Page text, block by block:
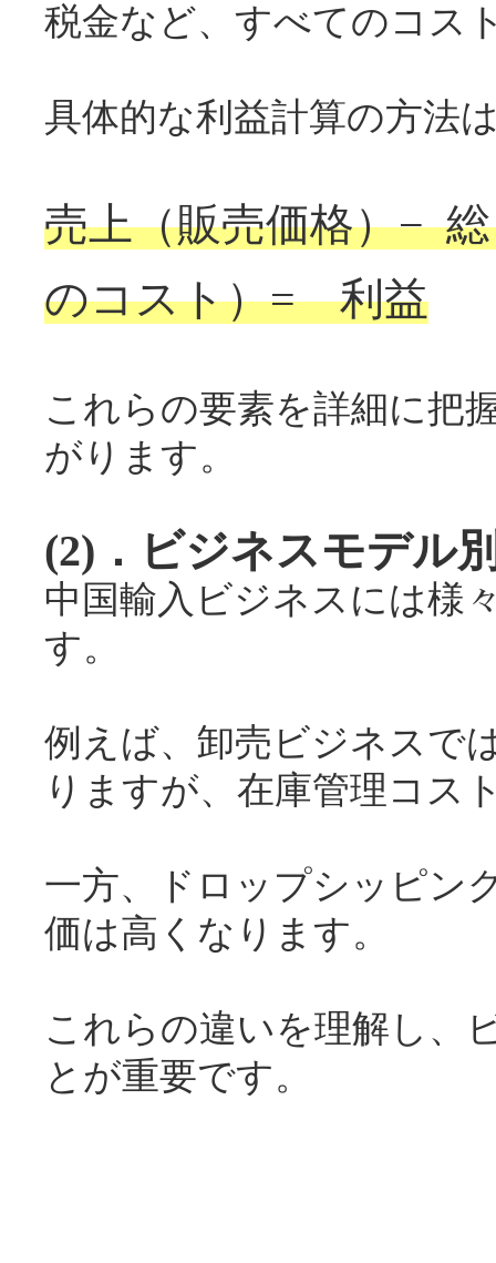
税金など、すべてのコス
具体的な利益計算の方法
売上（販売価格）−
のコスト）= 利益
これらの要素を詳細に把
がります。
(2)．ビジネスモデル
中国輸入ビジネスには様
す。
例えば、卸売ビジネスで
りますが、在庫管理コス
一方、ドロップシッピン
価は高くなります。
これらの違いを理解し、
とが重要です。